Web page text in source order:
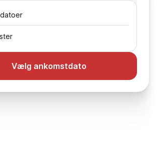
Vælg ankomstdato